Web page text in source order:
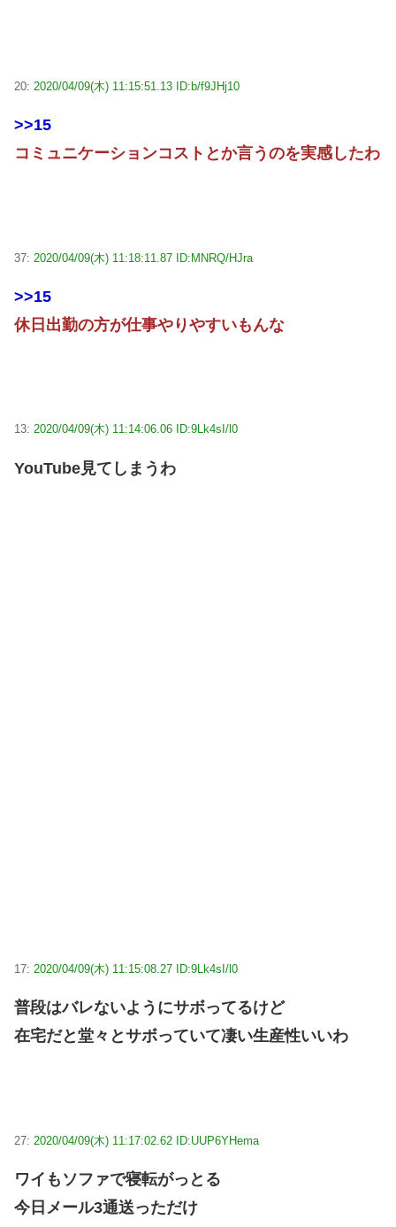
20: 2020/04/09(木) 11:15:51.13 ID:b/f9JHj10
>>15
コミュニケーションコストとか言うのを実感したわ
37: 2020/04/09(木) 11:18:11.87 ID:MNRQ/HJra
>>15
休日出勤の方が仕事やりやすいもんな
13: 2020/04/09(木) 11:14:06.06 ID:9Lk4sI/l0
YouTube見てしまうわ
17: 2020/04/09(木) 11:15:08.27 ID:9Lk4sI/l0
普段はバレないようにサボってるけど
在宅だと堂々とサボっていて凄い生産性いいわ
27: 2020/04/09(木) 11:17:02.62 ID:UUP6YHema
ワイもソファで寝転がっとる
今日メール3通送っただけ